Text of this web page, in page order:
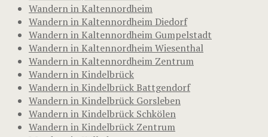
Wandern in Kaltennordheim
Wandern in Kaltennordheim Diedorf
Wandern in Kaltennordheim Gumpelstadt
Wandern in Kaltennordheim Wiesenthal
Wandern in Kaltennordheim Zentrum
Wandern in Kindelbrück
Wandern in Kindelbrück Battgendorf
Wandern in Kindelbrück Gorsleben
Wandern in Kindelbrück Schkölen
Wandern in Kindelbrück Zentrum